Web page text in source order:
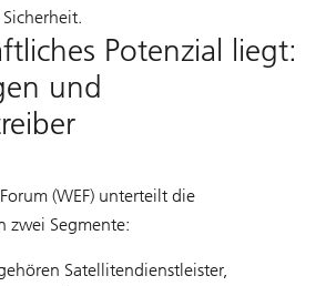
Potenzial liegt:
und
(WEF) unterteilt die
zwei Segmente:
Satellitendienstleister,